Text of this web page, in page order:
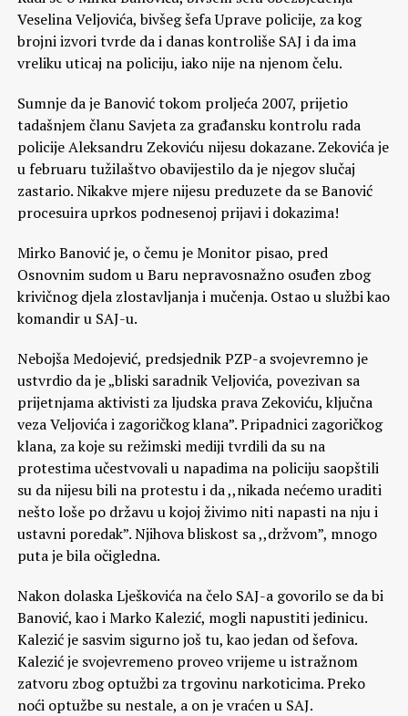
Veselina Veljovića, bivšeg šefa Uprave policije, za kog
brojni izvori tvrde da i danas kontroliše SAJ i da ima
vreliku uticaj na policiju, iako nije na njenom čelu.
Sumnje da je Banović tokom proljeća 2007, prijetio
tadašnjem članu Savjeta za građansku kontrolu rada
policije Aleksandru Zekoviću nijesu dokazane. Zekovića je
u februaru tužilaštvo obavijestilo da je njegov slučaj
zastario. Nikakve mjere nijesu preduzete da se Banović
procesuira uprkos podnesenoj prijavi i dokazima!
Mirko Banović je, o čemu je Monitor pisao, pred
Osnovnim sudom u Baru nepravosnažno osuđen zbog
krivičnog djela zlostavljanja i mučenja. Ostao u službi kao
komandir u SAJ-u.
Nebojša Medojević, predsjednik PZP-a svojevremno je
ustvrdio da je „bliski saradnik Veljovića, povezivan sa
prijetnjama aktivisti za ljudska prava Zekoviću, ključna
veza Veljovića i zagoričkog klana”. Pripadnici zagoričkog
klana, za koje su režimski mediji tvrdili da su na
protestima učestvovali u napadima na policiju saopštili
su da nijesu bili na protestu i da ,,nikada nećemo uraditi
nešto loše po državu u kojoj živimo niti napasti na nju i
ustavni poredak”. Njihova bliskost sa ,,držvom”, mnogo
puta je bila očigledna.
Nakon dolaska Lješkovića na čelo SAJ-a govorilo se da bi
Banović, kao i Marko Kalezić, mogli napustiti jedinicu.
Kalezić je sasvim sigurno još tu, kao jedan od šefova.
Kalezić je svojevremeno proveo vrijeme u istražnom
zatvoru zbog optužbi za trgovinu narkoticima. Preko
noći optužbe su nestale, a on je vraćen u SAJ.